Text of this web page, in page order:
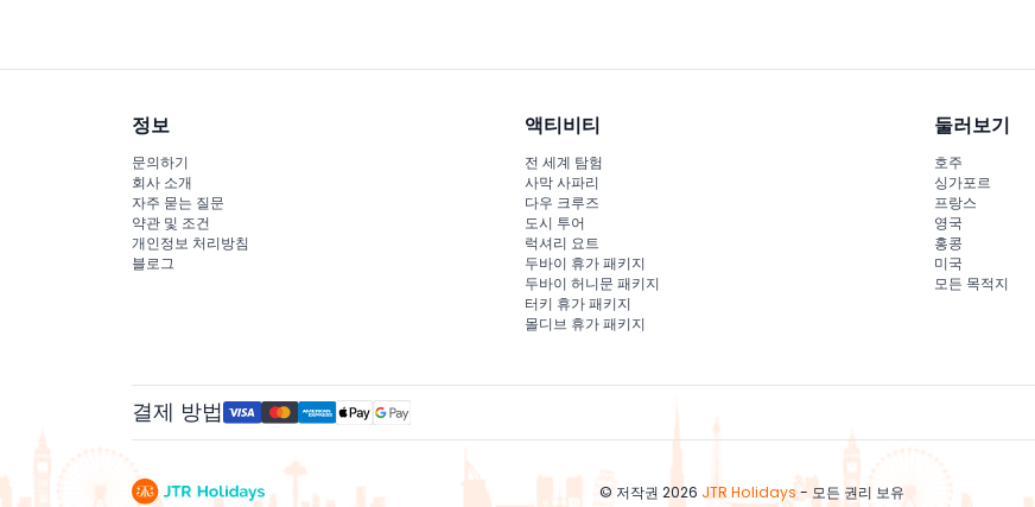
정보
문의하기
회사 소개
자주 묻는 질문
약관 및 조건
개인정보 처리방침
블로그
액티비티
전 세계 탐험
사막 사파리
다우 크루즈
도시 투어
럭셔리 요트
두바이 휴가 패키지
두바이 허니문 패키지
터키 휴가 패키지
몰디브 휴가 패키지
둘러보기
호주
싱가포르
프랑스
영국
홍콩
미국
모든 목적지
결제 방법
© 저작권 2026 JTR Holidays - 모든 권리 보유